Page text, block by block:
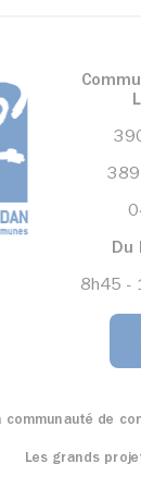
Du
8h45 -
communauté de
Les grands